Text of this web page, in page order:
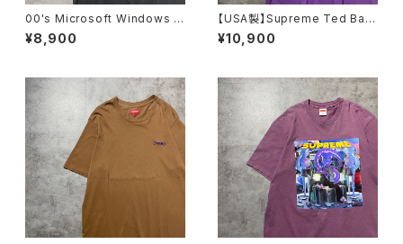
00's Microsoft Windows マ
イクロソフト ウィンドウズ ワ
ンポイント プリント GILDAN
¥8,900
【USA製】Supreme Ted Bafa
loukos “1970s Kids Photo
シュプリーム グラフィック フ
¥10,900